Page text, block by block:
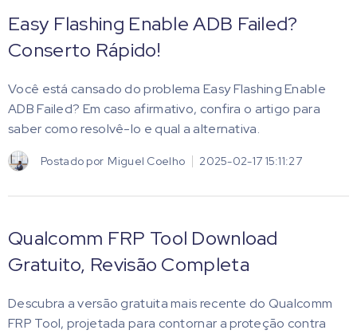
Easy Flashing Enable ADB Failed?
Conserto Rápido!
Você está cansado do problema Easy Flashing Enable
ADB Failed? Em caso afirmativo, confira o artigo para
saber como resolvê-lo e qual a alternativa.
Postado por Miguel Coelho 2025-02-17 15:11:27
Qualcomm FRP Tool Download
Gratuito, Revisão Completa
Descubra a versão gratuita mais recente do Qualcomm
FRP Tool, projetada para contornar a proteção contra